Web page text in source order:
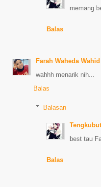
memang
Balas
Farah Waheda Wahid
wahhh menarik nih...
Balas
Balasan
best tau
Balas